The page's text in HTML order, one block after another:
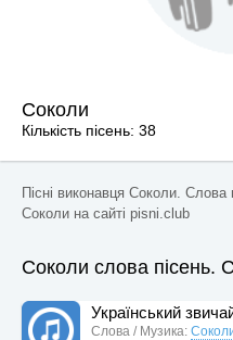
Соколи
Кількість пісень: 38
Пісні виконавця Соколи. Слова
Соколи на сайті pisni.club
Соколи слова пісень.
Український
Слова / Музика: